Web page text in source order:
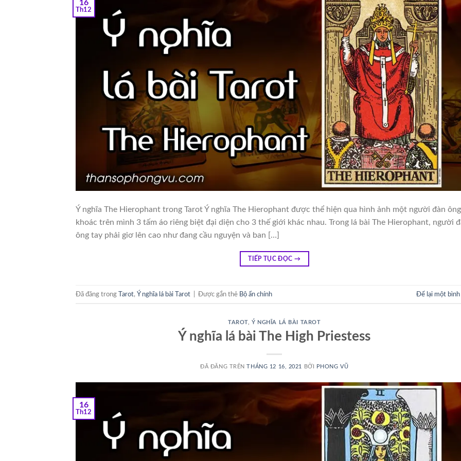
16
Th12
Ý nghĩa The Hierophant trong Tarot Ý nghĩa The Hierophant được thể hiện qua hình ảnh một người đàn ông
khoác trên mình 3 tấm áo riêng biệt đại diện cho 3 thế giới khác nhau. Trong lá bài The Hierophant, người
ông tay phải giơ lên cao như đang cầu nguyện và ban […]
TIẾP TỤC ĐỌC →
Đã đăng trong Tarot, Ý nghĩa lá bài Tarot Được gắn thẻ Bộ ẩn chính Để lại một bình
TAROT ,Ý NGHĨA LÁ BÀI TAROT
Ý nghĩa lá bài The High Priestess
ĐÃ ĐĂNG TRÊNTHÁNG 12 16, 2021 BỞI PHONG VŨ
16
Th12